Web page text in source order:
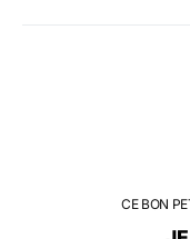
CE BON